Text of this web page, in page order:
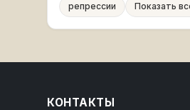
репрессии
Показать
КОНТАКТЫ